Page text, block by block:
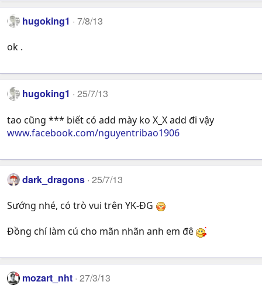
hugoking1 7/8/13
ok .
hugoking1 25/7/13
tao cũng *** biết có add mày ko X_X add đi vậy
www.facebook.com/nguyentribao1906
dark_dragons 25/7/13
Sướng nhé, có trò vui trên YK-ĐG
Đồng chí làm cú cho mãn nhãn anh em đê
mozart_nht 27/3/13